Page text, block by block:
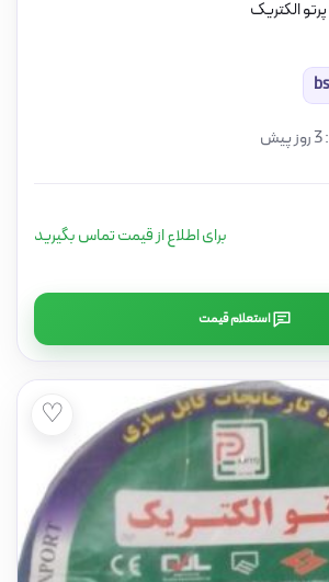
برای اطلاع از قیمت تماس بگیرید
استعلام قیمت
♡